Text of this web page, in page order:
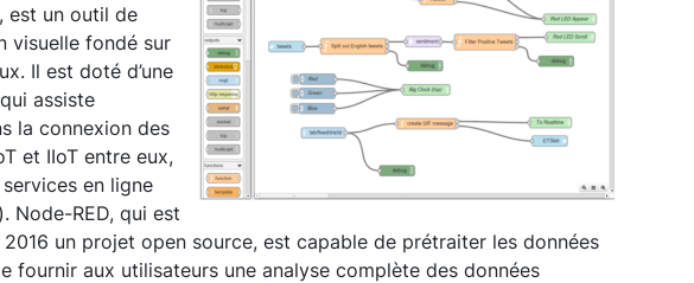
est un outil de
visuelle fondé sur
Il est doté d’une
assiste
la connexion des
et IIoT entre eux,
en ligne
Node-RED, qui est
un projet open source, est capable de prétraiter les données
fournir aux utilisateurs une analyse complète des données